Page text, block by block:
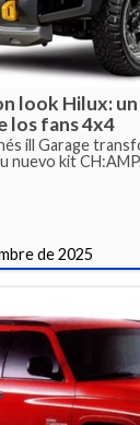
look Hilux:
los fans 4x4
ill Garage
nuevo kit
de 2025